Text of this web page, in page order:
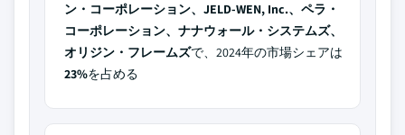
ン・コーポレーション、JELD-WEN, Inc.、ペラ・
コーポレーション、ナナウォール・システムズ、
オリジン・フレームズで、2024年の市場シェアは
23%を占める